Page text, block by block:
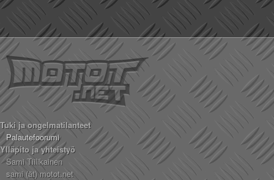
Tuki ja ongelmatilanteet
Palautefoorumi
Ylläpito ja yhteistyö
Sami Tiilikainen
sami (ät) motot.net